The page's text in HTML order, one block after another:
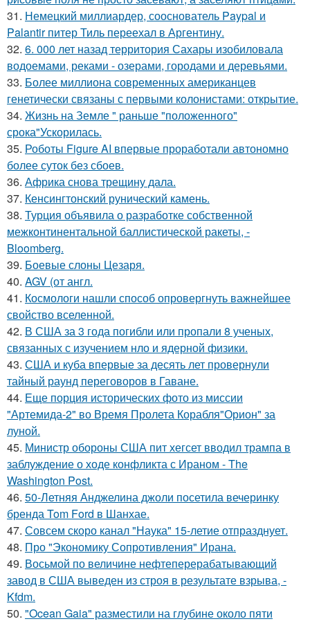
31. Немецкий миллиардер, сооснователь Paypal и
Palantir питер Тиль переехал в Аргентину.
32. 6. 000 лет назад территория Сахары изобиловала
водоемами, реками - озерами, городами и деревьями.
33. Более миллиона современных американцев
генетически связаны с первыми колонистами: открытие.
34. Жизнь на Земле " раньше "положенного"
срока"Ускорилась.
35. Роботы Figure AI впервые проработали автономно
более суток без сбоев.
36. Африка снова трещину дала.
37. Кенсингтонский рунический камень.
38. Турция объявила о разработке собственной
межконтинентальной баллистической ракеты, -
Bloomberg.
39. Боевые слоны Цезаря.
40. AGV (от англ.
41. Космологи нашли способ опровергнуть важнейшее
свойство вселенной.
42. В США за 3 года погибли или пропали 8 ученых,
связанных с изучением нло и ядерной физики.
43. США и куба впервые за десять лет провернули
тайный раунд переговоров в Гаване.
44. Еще порция исторических фото из миссии
"Артемида-2" во Время Пролета Корабля"Орион" за
луной.
45. Министр обороны США пит хегсет вводил трампа в
заблуждение о ходе конфликта с Ираном - The
Washington Post.
46. 50-Летняя Анджелина джоли посетила вечеринку
бренда Tom Ford в Шанхае.
47. Совсем скоро канал "Наука" 15-летие отпразднует.
48. Про "Экономику Сопротивления" Ирана.
49. Восьмой по величине нефтеперерабатывающий
завод в США выведен из строя в результате взрыва, -
Kfdm.
50. "Ocean Gaia" разместили на глубине около пяти